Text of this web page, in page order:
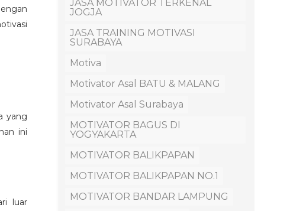
yang
ini
luar
JASA MOTIVATOR TERKENAL
JOGJA
JASA TRAINING MOTIVASI
SURABAYA
Motiva
Motivator Asal BATU & MALANG
Motivator Asal Surabaya
MOTIVATOR BAGUS DI
YOGYAKARTA
MOTIVATOR BALIKPAPAN
MOTIVATOR BALIKPAPAN NO.1
MOTIVATOR BANDAR LAMPUNG